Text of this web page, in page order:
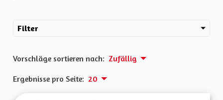
Filter
Vorschläge sortieren nach: Zufällig
Ergebnisse pro Seite: 20